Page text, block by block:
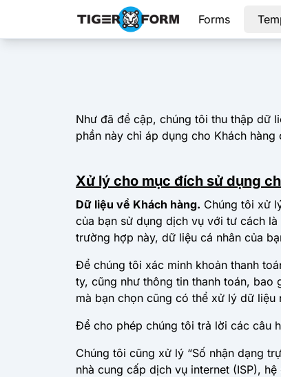
Forms
Như đã đề cập, chúng tôi thu thập dữ
phần này chỉ áp dụng cho Khách hàng
Xử lý cho mục đích sử dụng
Dữ liệu về Khách hàng. Chúng tôi xử
của bạn sử dụng dịch vụ với tư cách
trường hợp này, dữ liệu cá nhân của
Để chúng tôi xác minh khoản thanh
ty, cũng như thông tin thanh toán, bao
mà bạn chọn cũng có thể xử lý dữ liệu
Để cho phép chúng tôi trả lời các câu
Chúng tôi cũng xử lý “Số nhận dạng
nhà cung cấp dịch vụ internet (ISP),